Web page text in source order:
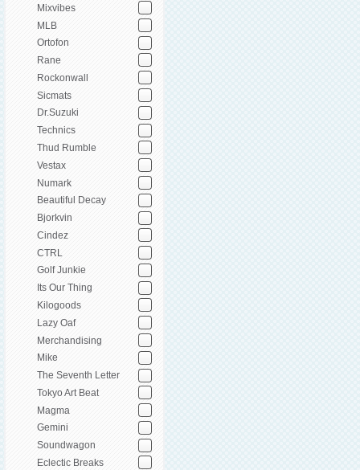
Mixvibes
MLB
Ortofon
Rane
Rockonwall
Sicmats
Dr.Suzuki
Technics
Thud Rumble
Vestax
Numark
Beautiful Decay
Bjorkvin
Cindez
CTRL
Golf Junkie
Its Our Thing
Kilogoods
Lazy Oaf
Merchandising
Mike
The Seventh Letter
Tokyo Art Beat
Magma
Gemini
Soundwagon
Eclectic Breaks